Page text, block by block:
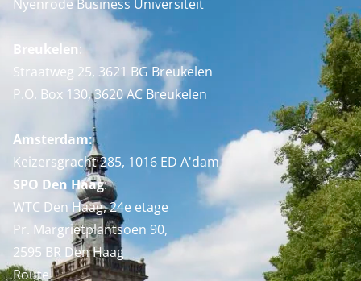
Nyenrode Business Universiteit
Breukelen:
Straatweg 25, 3621 BG Breukelen
P.O. Box 130, 3620 AC Breukelen
Amsterdam:
Keizersgracht 285, 1016 ED A'dam
SPO Den Haag:
WTC Den Haag, 24e etage
Pr. Margrietplantsoen 90,
2595 BR Den Haag
Route